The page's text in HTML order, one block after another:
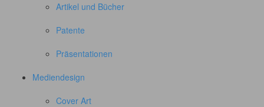
Artikel und Bücher
Patente
Präsentationen
Mediendesign
Cover Art